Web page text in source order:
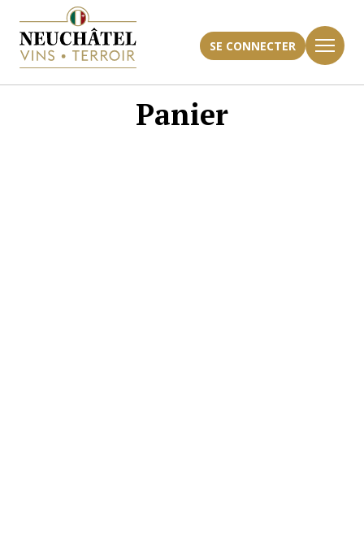
SE CONNECTER
Panier